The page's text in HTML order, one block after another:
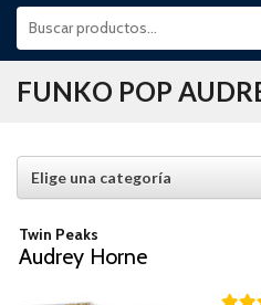
FUNKO POP
Elige una categoría
Twin Peaks
Audrey Horne